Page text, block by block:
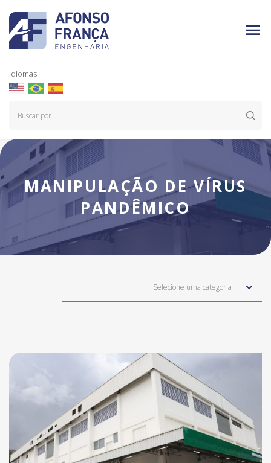
Idiomas:
MANIPULAÇÃO DE VÍRUS
PANDÊMICO
Selecione uma categoria